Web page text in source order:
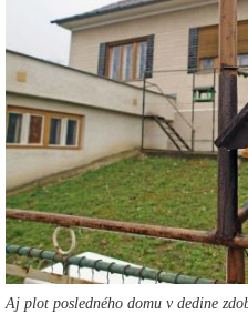
Aj plot posledného domu v dedine